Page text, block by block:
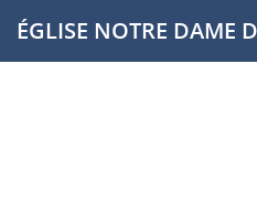
Aller
auÉGLISE NOTRE DAME